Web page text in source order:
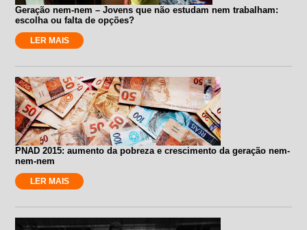
Geração nem-nem – Jovens que não estudam nem trabalham:
escolha ou falta de opções?
LER MAIS
PNAD 2015: aumento da pobreza e crescimento da geração nem-
nem-nem
LER MAIS